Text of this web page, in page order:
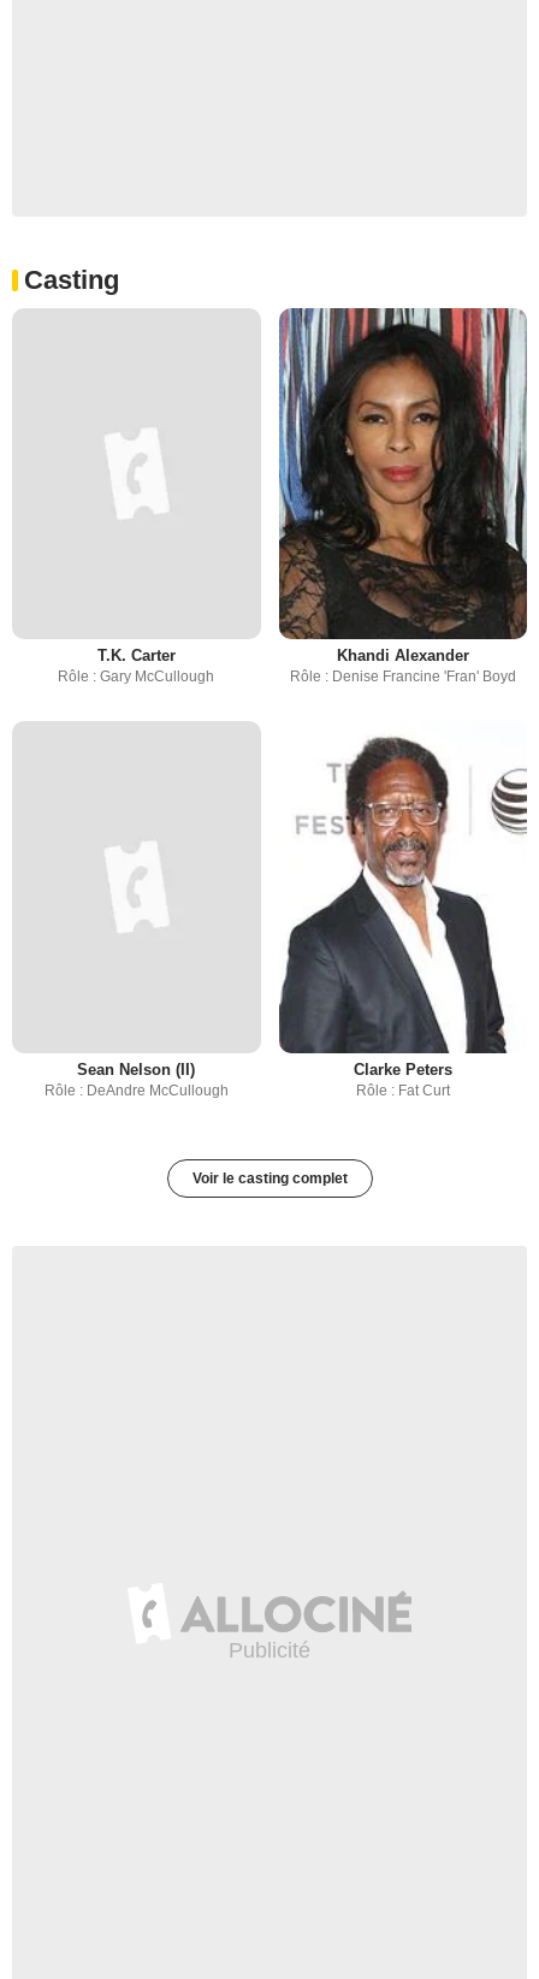
Casting
T.K. Carter
Rôle : Gary McCullough
Khandi Alexander
Rôle : Denise Francine 'Fran' Boyd
Sean Nelson (II)
Rôle : DeAndre McCullough
Clarke Peters
Rôle : Fat Curt
Voir le casting complet